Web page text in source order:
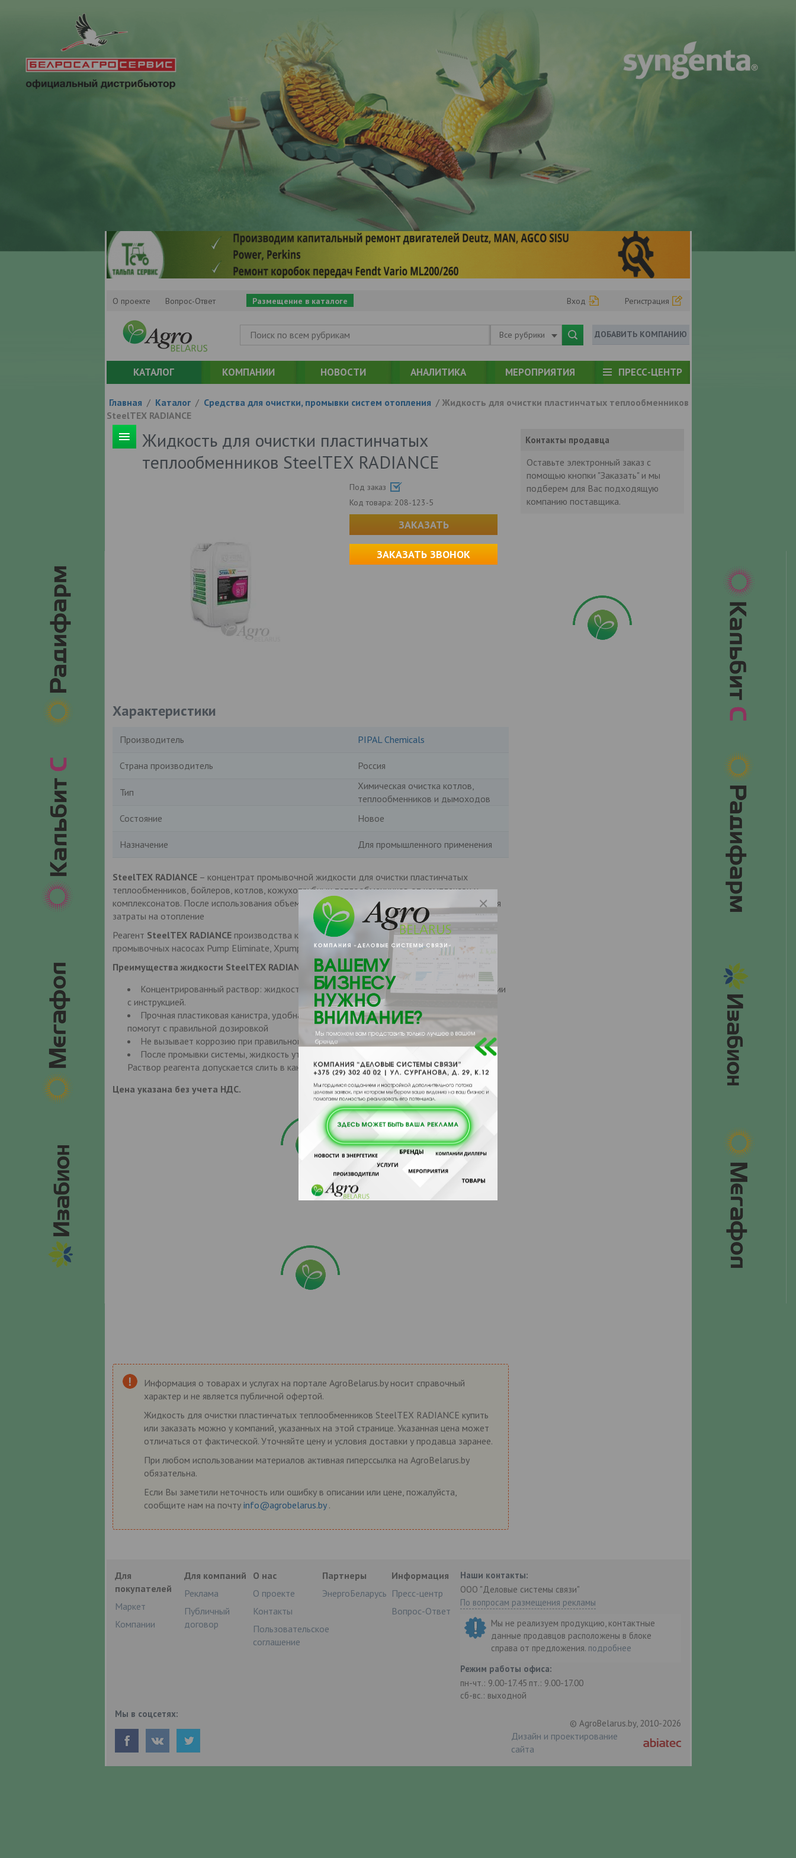
О проекте Вопрос-Ответ Размещение в каталоге Вход Регистрация
Все рубрики ДОБАВИТЬ КОМПАНИЮ
КАТАЛОГ КОМПАНИИ НОВОСТИ АНАЛИТИКА МЕРОПРИЯТИЯ ПРЕСС-ЦЕНТР
Главная / Каталог / Средства для очистки, промывки систем отопления / Жидкость для очистки пластинчатых теплообменников
SteelTEX RADIANCE
Жидкость для очистки пластинчатых
теплообменников SteelTEX RADIANCE
Под заказ
Код товара: 208-123-5
ЗАКАЗАТЬ
ЗАКАЗАТЬ ЗВОНОК
Характеристики
Производитель PIPAL Chemicals
Страна производитель Россия
Тип
Химическая очистка котлов,
теплообменников и дымоходов
Состояние
Новое
Назначение Для промышленного применения
SteelTEX RADIANCE– концентрат промывочной жидкости для очистки пластинчатых
теплообменников, бойлеров, котлов, кожухотрубных теплообменников от комплексон и
комплексонатов. После использования объем теплообменника восстанавливается, снижаются
затраты на отопление
Реагент SteelTEX RADIANCEпроизводства компании Pipal может быть использован в
промывочных насосах Pump Eliminate, Xpump, и других аналогичных установках
Преимущества жидкости SteelTEX RADIANCE
Концентрированный раствор: жидкость разводится в нужной пропорции в соответствии
с инструкцией.
Прочная пластиковая канистра, удобная для транспортировки, а мерные деления
помогут с правильной дозировкой
Не вызывает коррозию при правильной концентрации.
После промывки системы, жидкость утилизируется, остатки кислоты нейтрализуются.
Раствор реагента допускается слить в канализацию.
Цена указана без учета НДС.
Контакты продавца
Оставьте электронный заказ с
помощью кнопки "Заказать" и мы
подберем для Вас подходящую
компанию поставщика.
Информация о товарах и услугах на портале AgroBelarus.by носит справочный
характер и не является публичной офертой.
Жидкость для очистки пластинчатых теплообменников SteelTEX RADIANCE купить
или заказать можно у компаний, указанных на этой странице. Указанная цена может
отличаться от фактической. Уточняйте цену и условия доставки у продавца заранее.
При любом использовании материалов активная гиперссылка на AgroBelarus.by
обязательна.
Если Вы заметили неточность или ошибку в описании или цене, пожалуйста,
сообщите нам на почту info@agrobelarus.by .
Для
покупателей
Маркет
Компании
Для компаний
Реклама
Публичный
договор
О нас
О проекте
Контакты
Пользовательское
соглашение
Партнеры
ЭнергоБеларусь
Информация
Пресс-центр
Вопрос-Ответ
Наши контакты:
ООО "Деловые системы связи"
По вопросам размещения рекламы
Мы не реализуем продукцию, контактные
данные продавцов расположены в блоке
справа от предложения. подробнее
Режим работы офиса:
пн-чт.: 9.00-17.45 пт.: 9.00-17.00
сб-вс.: выходной
Мы в соцсетях:
© AgroBelarus.by, 2010-2026
Дизайн и проектирование
сайта